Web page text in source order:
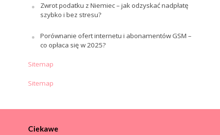
Zwrot podatku z Niemiec – jak odzyskać nadpłatę
szybko i bez stresu?
Porównanie ofert internetu i abonamentów GSM –
co opłaca się w 2025?
Sitemap
Sitemap
Ciekawe